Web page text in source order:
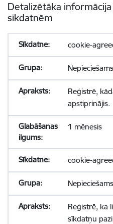
Detalizētāka
sīkdatnēm
cookie-
Nepieciešams
Reģistrē,
apstiprinājis.
1 mēnesis
cookie-
Nepieciešams
Reģistrē, ka
sīkdatņu